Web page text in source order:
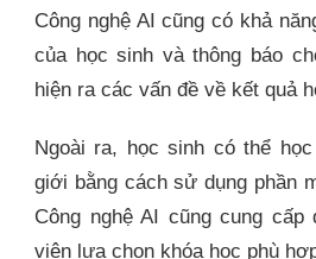
Công nghệ AI cũng có khả
của học sinh và thông báo
hiện ra các vấn đề về kết quả
Ngoài ra, học sinh có thể
giới bằng cách sử dụng phần
Công nghệ AI cũng cung
viên lựa chọn khóa học phù